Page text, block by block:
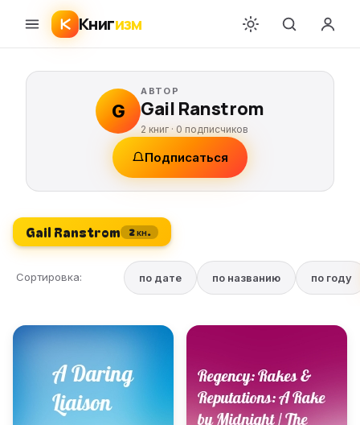
Книгизм
G
АВТОР
Gail Ranstrom
2 книг ·0 подписчиков
Подписаться
Gail Ranstrom 2 кн.
Сортировка: по дате по названию по году